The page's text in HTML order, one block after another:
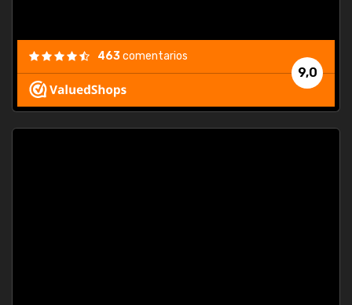
9,0
463comentarios